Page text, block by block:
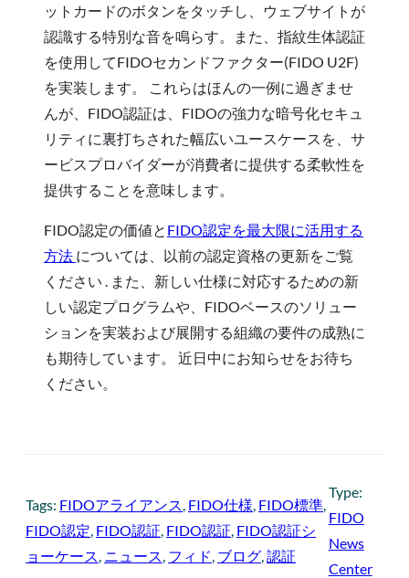
ットカードのボタンをタッチし、ウェブサイトが
認識する特別な音を鳴らす。また、指紋生体認証
を使用してFIDOセカンドファクター(FIDO U2F)
を実装します。 これらはほんの一例に過ぎませ
んが、FIDO認証は、FIDOの強力な暗号化セキュ
リティに裏打ちされた幅広いユースケースを、サ
ービスプロバイダーが消費者に提供する柔軟性を
提供することを意味します。
FIDO認定の価値と FIDO認定を最大限に活用する
方法 については、以前の認定資格の更新をご覧
ください . また、新しい仕様に対応するための新
しい認定プログラムや、FIDOベースのソリュー
ションを実装および展開する組織の要件の成熟に
も期待しています。 近日中にお知らせをお待ち
ください。
Tags: FIDOアライアンス FIDO仕様 FIDO標準
FIDO認定 FIDO認証 FIDO認証 FIDO認証シ
ョーケース
ニュース フィド ブログ 認証
Type:
FIDO
News
Center